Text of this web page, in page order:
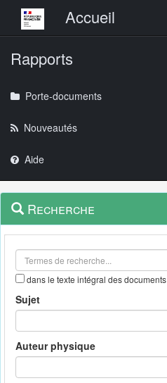
Menu principalAccueil
Rapports
Porte-documents
Nouveautés
Aide
Navigation
outils
Menu
contextuel
Recherche
dans le texte intégral des documents
Sujet
Auteur physique